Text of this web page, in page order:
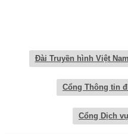
Đài Truyền hình Việt Nam
Cổng Thông tin
Cổng Dịch